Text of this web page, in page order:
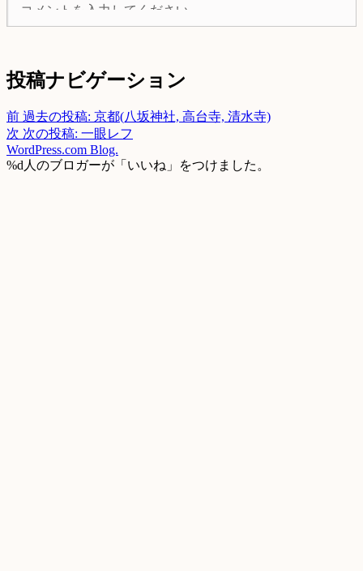
投稿ナビゲーション
前 過去の投稿: 京都(八坂神社, 高台寺, 清水寺)
次 次の投稿: 一眼レフ
WordPress.com Blog.
%d人のブロガーが「いいね」をつけました。